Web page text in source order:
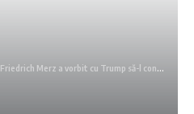
Friedrich Merz a vorbit cu Trump să-l convingă că războiul din Golf nu este unul al NATO: „Cred că a înțeles”